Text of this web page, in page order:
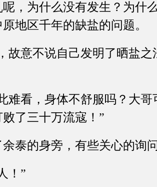
为什么没有发生？为什
地区千年的缺盐的问题。
意不说自己发明了晒盐之
看，身体不舒服吗？大哥
了三十万流寇！”
的身旁，有些关心的询问
！”